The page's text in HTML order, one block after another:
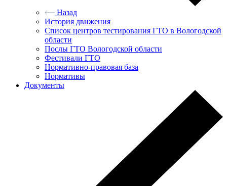
Назад
История движения
Список центров тестирования ГТО в Вологодской
области
Послы ГТО Вологодской области
Фестивали ГТО
Нормативно-правовая база
Нормативы
Документы